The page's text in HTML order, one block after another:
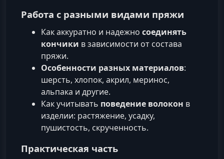
Работа с разными видами пряжи
Как аккуратно и надежно соединять
кончики в зависимости от состава
пряжи.
Особенности разных материалов:
шерсть, хлопок, акрил, меринос,
альпака и другие.
Как учитывать поведение волокон в
изделии: растяжение, усадку,
пушистость, скрученность.
Практическая часть